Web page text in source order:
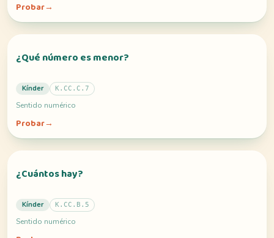
Probar→
¿Qué número es menor?
Kínder K.CC.C.7
Sentido numérico
Probar→
¿Cuántos hay?
Kínder K.CC.B.5
Sentido numérico